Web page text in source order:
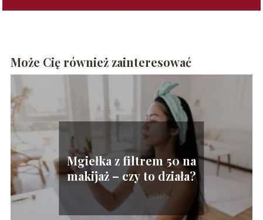
Może Cię również zainteresować
Mgiełka z filtrem 50 na
makijaż – czy to działa?